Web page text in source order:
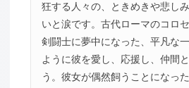
狂する人々の、ときめきや悲し
いと涙です。古代ローマのコロ
剣闘士に夢中になった、平凡な
ように彼を愛し、応援し、仲間
う。彼女が偶然飼うことになっ